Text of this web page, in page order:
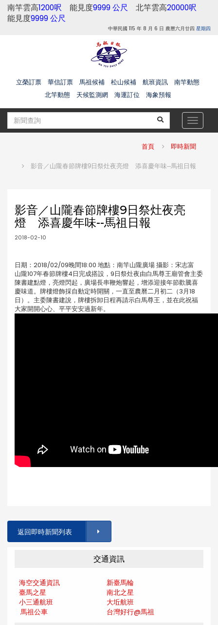
南竿雲高1200呎 能見度9999 公尺 北竿雲高20000呎
能見度9999 公尺
中華民國 115 年 8 月 6 日 農曆六月廿四 星期四
立榮訂票 華信訂票 馬祖候補 松山候補 航班資訊
南竿動態
北竿動態
天候監測網 海運訂位 海象預報
Toggle
首頁 即時新聞
影音／山隴春節牌樓9日祭灶夜亮燈 添喜慶年味--馬祖日報
影音／山隴春節牌樓9日祭灶夜亮
燈 添喜慶年味--馬祖日報
2018-02-10
日期：2018/02/09晚間18:00 地點：南竿山隴廣場 攝影：宋志富
山隴107年春節牌樓4日完成搭設，9日祭灶夜由白馬尊王廟管會主委
陳書建點燈，亮燈閃起，廣場長串鞭炮響起，增添迎接年節歡騰喜
慶味道。牌樓燈飾採自動定時開關，一直至農曆二月初二（3月18
日）。主委陳書建說，牌樓拆卸日程再請示白馬尊王，並在此祝福
大家開開心心、平平安安過新年。
返回即時新聞列表
交通資訊
海空交通資訊
新臺馬輪
臺馬之星
南北之星
小三通航班
大坵航班
馬祖公車
台灣好行@馬祖